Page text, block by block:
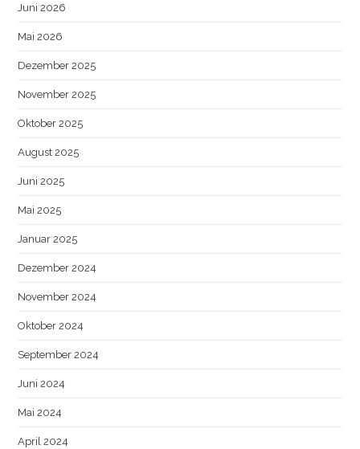
Juni 2026
Mai 2026
Dezember 2025
November 2025
Oktober 2025
August 2025
Juni 2025
Mai 2025
Januar 2025
Dezember 2024
November 2024
Oktober 2024
September 2024
Juni 2024
Mai 2024
April 2024